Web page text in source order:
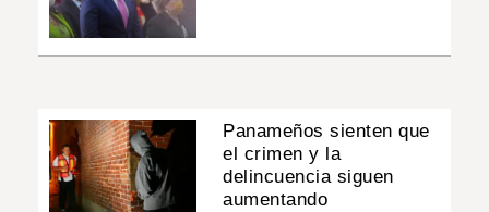
Panameños sienten que
el crimen y la
delincuencia siguen
aumentando